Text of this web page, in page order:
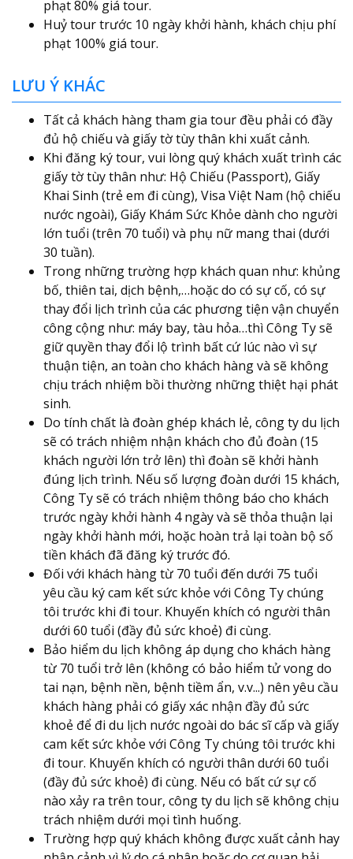
phạt 80% giá tour.
Huỷ tour trước 10 ngày khởi hành, khách chịu phí
phạt 100% giá tour.
LƯU Ý KHÁC
Tất cả khách hàng tham gia tour đều phải có đầy
đủ hộ chiếu và giấy tờ tùy thân khi xuất cảnh.
Khi đăng ký tour, vui lòng quý khách xuất trình các
giấy tờ tùy thân như: Hộ Chiếu (Passport), Giấy
Khai Sinh (trẻ em đi cùng), Visa Việt Nam (hộ chiếu
nước ngoài), Giấy Khám Sức Khỏe dành cho người
lớn tuổi (trên 70 tuổi) và phụ nữ mang thai (dưới
30 tuần).
Trong những trường hợp khách quan như: khủng
bố, thiên tai, dịch bệnh,…hoặc do có sự cố, có sự
thay đổi lịch trình của các phương tiện vận chuyển
công cộng như: máy bay, tàu hỏa…thì Công Ty sẽ
giữ quyền thay đổi lộ trình bất cứ lúc nào vì sự
thuận tiện, an toàn cho khách hàng và sẽ không
chịu trách nhiệm bồi thường những thiệt hại phát
sinh.
Do tính chất là đoàn ghép khách lẻ, công ty du lịch
sẽ có trách nhiệm nhận khách cho đủ đoàn (15
khách người lớn trở lên) thì đoàn sẽ khởi hành
đúng lịch trình. Nếu số lượng đoàn dưới 15 khách,
Công Ty sẽ có trách nhiệm thông báo cho khách
trước ngày khởi hành 4 ngày và sẽ thỏa thuận lại
ngày khởi hành mới, hoặc hoàn trả lại toàn bộ số
tiền khách đã đăng ký trước đó.
Đối với khách hàng từ 70 tuổi đến dưới 75 tuổi
yêu cầu ký cam kết sức khỏe với Công Ty chúng
tôi trước khi đi tour. Khuyến khích có người thân
dưới 60 tuổi (đầy đủ sức khoẻ) đi cùng.
Bảo hiểm du lịch không áp dụng cho khách hàng
từ 70 tuổi trở lên (không có bảo hiểm tử vong do
tai nạn, bệnh nền, bệnh tiềm ẩn, v.v...) nên yêu cầu
khách hàng phải có giấy xác nhận đầy đủ sức
khoẻ để đi du lịch nước ngoài do bác sĩ cấp và giấy
cam kết sức khỏe với Công Ty chúng tôi trước khi
đi tour. Khuyến khích có người thân dưới 60 tuổi
(đầy đủ sức khoẻ) đi cùng. Nếu có bất cứ sự cố
nào xảy ra trên tour, công ty du lịch sẽ không chịu
trách nhiệm dưới mọi tình huống.
Trường hợp quý khách không được xuất cảnh hay